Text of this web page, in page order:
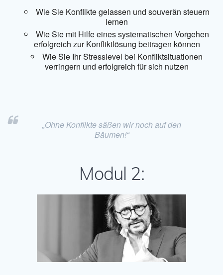
Wie Sie Konflikte gelassen und souverän steuern
lernen
Wie Sie mit Hilfe eines systematischen Vorgehen
erfolgreich zur Konfliktlösung beitragen können
Wie Sie Ihr Stresslevel bei Konfliktsituationen
verringern und erfolgreich für sich nutzen
„Ohne Konflikte säßen wir noch auf den
Bäumen!“
Modul 2: